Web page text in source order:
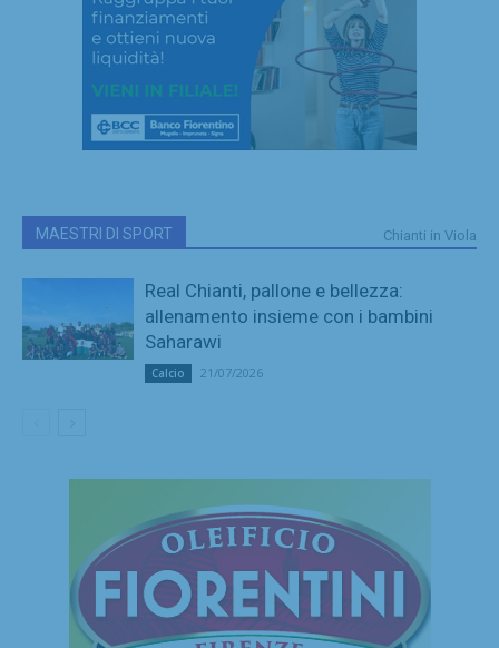
MAESTRI DI SPORT Chianti in Viola
Real Chianti, pallone e bellezza:
allenamento insieme con i bambini
Saharawi
Calcio 21/07/2026